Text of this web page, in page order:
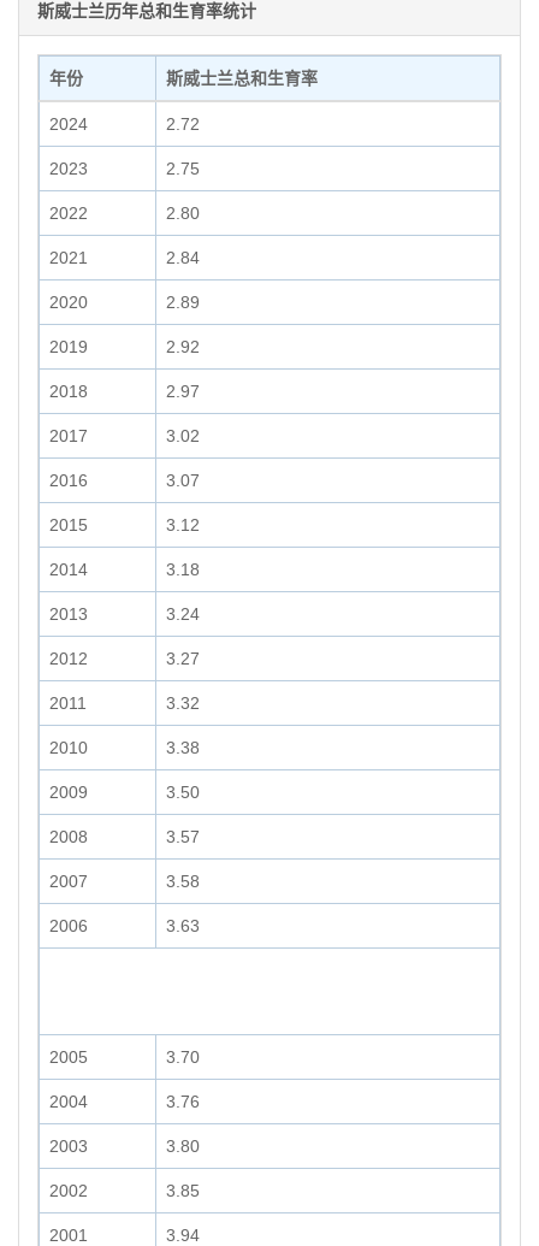
斯威士兰历年总和生育率统计
年份 斯威士兰总和生育率
2024 2.72
2023 2.75
2022 2.80
2021 2.84
2020 2.89
2019 2.92
2018 2.97
2017 3.02
2016 3.07
2015 3.12
2014 3.18
2013 3.24
2012 3.27
2011 3.32
2010 3.38
2009 3.50
2008 3.57
2007 3.58
2006 3.63
2005 3.70
2004 3.76
2003 3.80
2002 3.85
2001 3.94